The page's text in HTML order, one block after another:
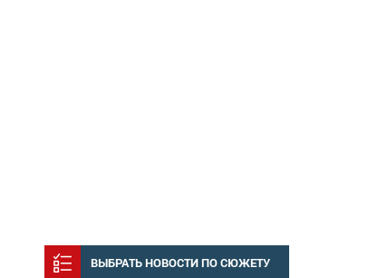
ВЫБРАТЬ НОВОСТИ ПО СЮЖЕТУ